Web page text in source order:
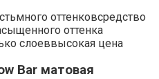
оттенковсредство
оттенка
слоеввысокая цена
Bar матовая